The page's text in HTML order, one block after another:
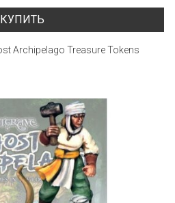
КУПИТЬ
Archipelago Treasure Tokens